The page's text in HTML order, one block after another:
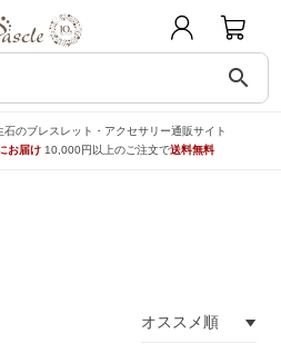
search
のブレスレット・アクセサリー通販サイト
お届け 10,000円以上のご注文で送料無料